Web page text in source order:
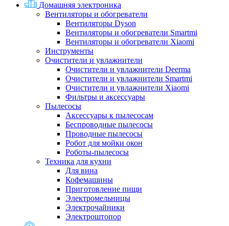
Домашняя электроника
Вентиляторы и обогреватели
Вентиляторы Dyson
Вентиляторы и обогреватели Smartmi
Вентиляторы и обогреватели Xiaomi
Инструменты
Очистители и увлажнители
Очистители и увлажнители Deerma
Очистители и увлажнители Smartmi
Очистители и увлажнители Xiaomi
Фильтры и аксессуары
Пылесосы
Аксессуары к пылесосам
Беспроводные пылесосы
Проводные пылесосы
Робот для мойки окон
Роботы-пылесосы
Техника для кухни
Для вина
Кофемашины
Приготовление пищи
Электромельницы
Электрочайники
Электроштопор